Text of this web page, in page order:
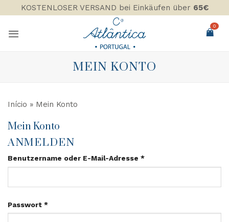
Inhalt
springen
KOSTENLOSER VERSAND bei Einkäufen über 65€
0
MEIN KONTO
Início » Mein Konto
Mein Konto
ANMELDEN
Benutzername oder E-Mail-Adresse *Erforderlich
Passwort *Erforderlich